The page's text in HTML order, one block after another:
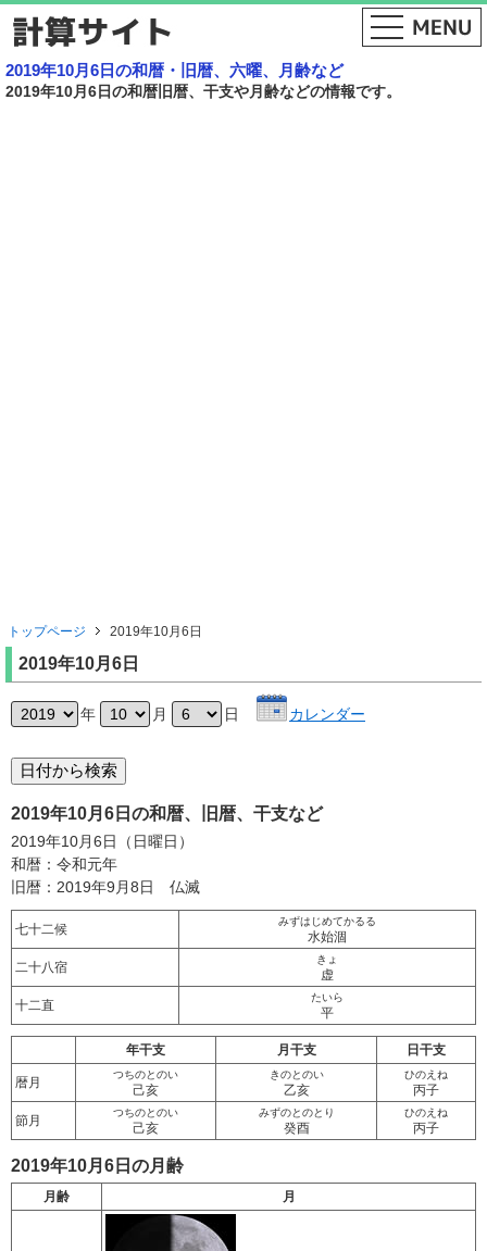
2019年10月6日の和暦・旧暦、六曜、月齢など
2019年10月6日の和暦旧暦、干支や月齢などの情報です。
トップページ 2019年10月6日
2019年10月6日
年 月 日 カレンダー
2019年10月6日の和暦、旧暦、干支など
2019年10月6日（日曜日）
和暦：令和元年
旧暦：2019年9月8日 仏滅
七十二候
みずはじめてかるる
水始涸
二十八宿
きょ
虚
十二直
たいら
平
年干支 月干支 日干支
暦月
つちのとのい
己亥
きのとのい
乙亥
ひのえね
丙子
節月
つちのとのい
己亥
みずのとのとり
癸酉
ひのえね
丙子
2019年10月6日の月齢
月齢 月